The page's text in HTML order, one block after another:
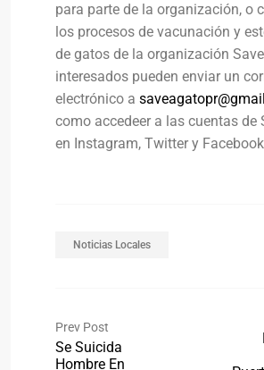
para parte de la organización, o
los procesos de vacunación y
de gatos de la organización
interesados pueden enviar un
electrónico a
como accedeer a las cuentas de
en Instagram, Twitter y
Noticias Locales
Prev Post
Se Suicida
Hombre En